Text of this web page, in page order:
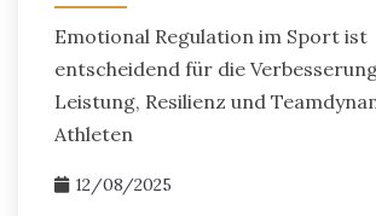
Emotional Regulation im Sport ist
entscheidend für die
Leistung, Resilienz und
Athleten
12/08/2025